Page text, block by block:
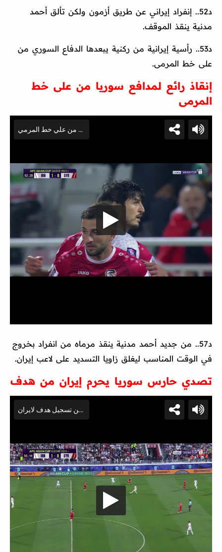
د52.. إنفراد إيراني عن طريق أزمون ولكن تألق أحمد
مدنية ينقذ الموقف.
د53.. رأسية إيرانية من ركنية يبعدها الدفاع السوري من
على خط المرمى.
إنقاذ رائع لمدافع سوريا من على خط
المرمى
د57.. من جديد أحمد مدنية ينقذ مرماه من انفراد بخروج
في الوقت المناسب ليغلق زاويا التسديد على لاعب إيران.
تصدي حارس سوريا يحرم إيران من هدف